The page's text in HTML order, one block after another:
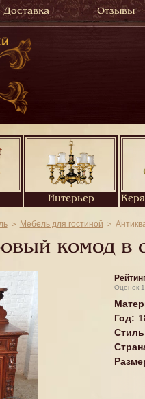
Доставка Отзывы
Интерьер
Мебель для гостиной
комод в
Оценок 1
Год:
Стиль